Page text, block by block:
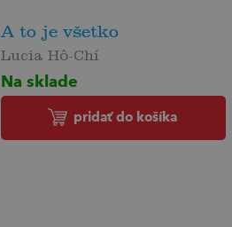
A to je všetko
Lucia Hô-Chí
Na sklade
pridať do košíka